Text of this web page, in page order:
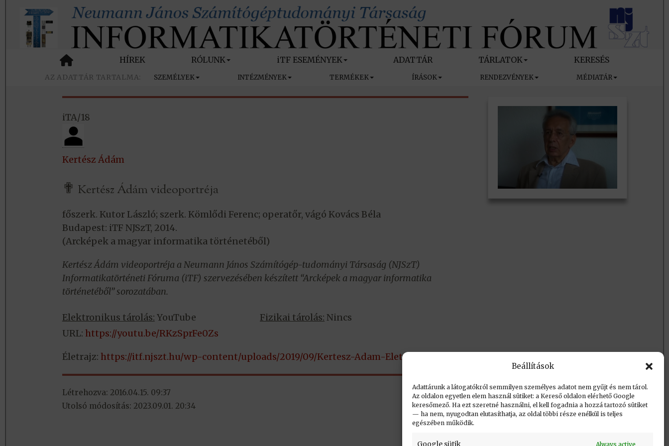
Beállítások
Adattárunk a látogatókról semmilyen személyes adatot nem gyűjt és nem tárol.
Az oldalon egyetlen elem használ sütiket: a Kereső oldalon elérhető Google
keresőmező. Ha ezt szeretné használni, el kell fogadnia a hozzá tartozó sütiket
— ha nem, nyugodtan elutasíthatja, az oldal többi része enélkül is teljes
egészében működik.
Google sütik Always active
HÍREK RÓLUNK iTF ESEMÉNYEK ADATTÁR TÁRLATOK KERESÉS
SZEMÉLYEK INTÉZMÉNYEK TERMÉKEK ÍRÁSOK RENDEZVÉNYEK MÉDIATÁR
iTA/18
Kertész Ádám
✟ Kertész Ádám videoportréja
főszerk. Kutor László; szerk. Kömlődi Ferenc; operatőr, vágó Kovács Béla
Budapest: iTF NJSzT, 2014.
(Arcképek a magyar informatika történetéből)
Kertész Ádám videoportréja a Neumann János Számítógép-tudományi Társaság (NJSzT)
Informatikatörténeti Fóruma (iTF) szervezésében készített “Arcképek a magyar informatika
történetéből” sorozatában.
Elektronikus tárolás: YouTube
URL: https://youtu.be/RKzSprFe0Zs
Fizikai tárolás: Nincs
Életrajz: https://itf.njszt.hu/wp-content/uploads/2019/09/Kertesz-Adam-Eletrajz-2011.pdf
Létrehozva: 2016.04.15. 09:37
Utolsó módosítás: 2023.09.01. 20:34